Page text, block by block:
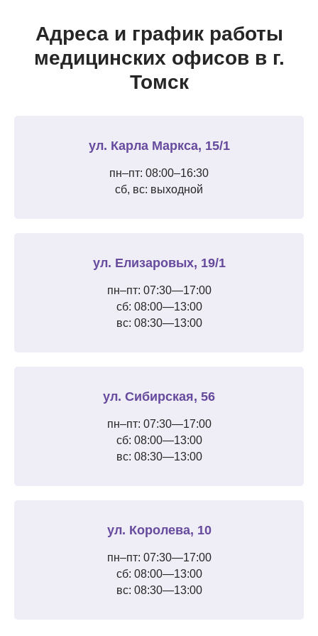
Адреса и график работы
медицинских офисов в г.
Томск
ул. Карла Маркса, 15/1
пн–пт: 08:00–16:30
сб, вс: выходной
ул. Елизаровых, 19/1
пн–пт: 07:30—17:00
сб: 08:00—13:00
вс: 08:30—13:00
ул. Сибирская, 56
пн–пт: 07:30—17:00
сб: 08:00—13:00
вс: 08:30—13:00
ул. Королева, 10
пн–пт: 07:30—17:00
сб: 08:00—13:00
вс: 08:30—13:00